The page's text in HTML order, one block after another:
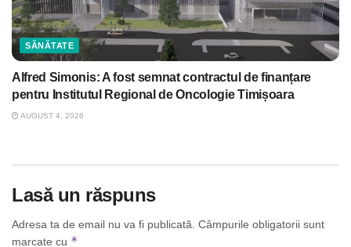
SĂNĂTATE
Alfred Simonis: A fost semnat contractul de finanțare
pentru Institutul Regional de Oncologie Timișoara
AUGUST 4, 2026
Lasă un răspuns
Adresa ta de email nu va fi publicată. Câmpurile obligatorii sunt
marcate cu *